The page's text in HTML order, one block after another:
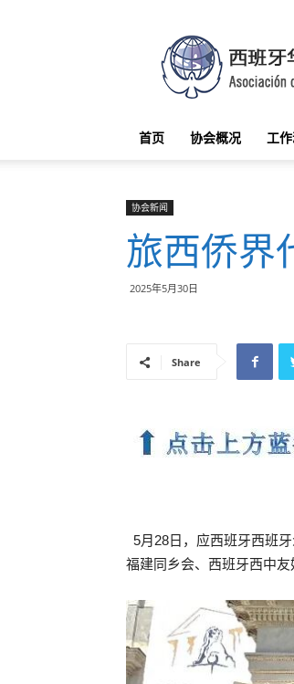
班
华
华
人
首页 协会概况 工
协会新闻
旅西侨界
2025年5月30日
Share
5月28日，应西班牙西班
福建同乡会、西班牙西中